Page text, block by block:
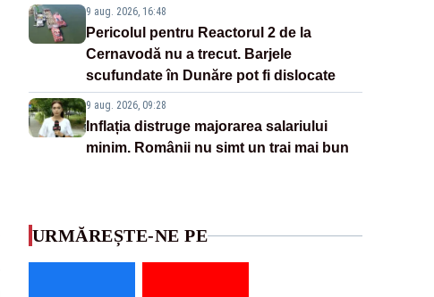
9 aug. 2026, 16:48
Pericolul pentru Reactorul 2 de la
Cernavodă nu a trecut. Barjele
scufundate în Dunăre pot fi dislocate
9 aug. 2026, 09:28
Inflația distruge majorarea salariului
minim. Românii nu simt un trai mai bun
URMĂREȘTE-NE PE